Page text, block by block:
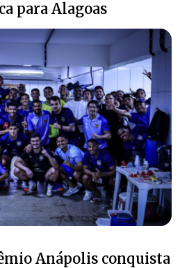
para Alagoas
Anápolis conquista